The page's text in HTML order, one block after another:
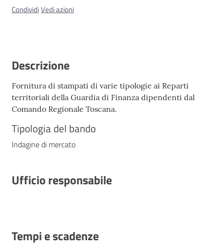
CondividiVedi azioni
Descrizione
Fornitura di stampati di varie tipologie ai Reparti
territoriali della Guardia di Finanza dipendenti dal
Comando Regionale Toscana.
Tipologia del bando
Indagine di mercato
Ufficio responsabile
Tempi e scadenze